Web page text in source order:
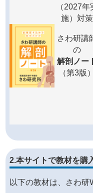
（2027年
施）対策
さわ研講
の
解剖ノー
（第3版）
2.本サイトで教材を購
以下の教材は、さわ研